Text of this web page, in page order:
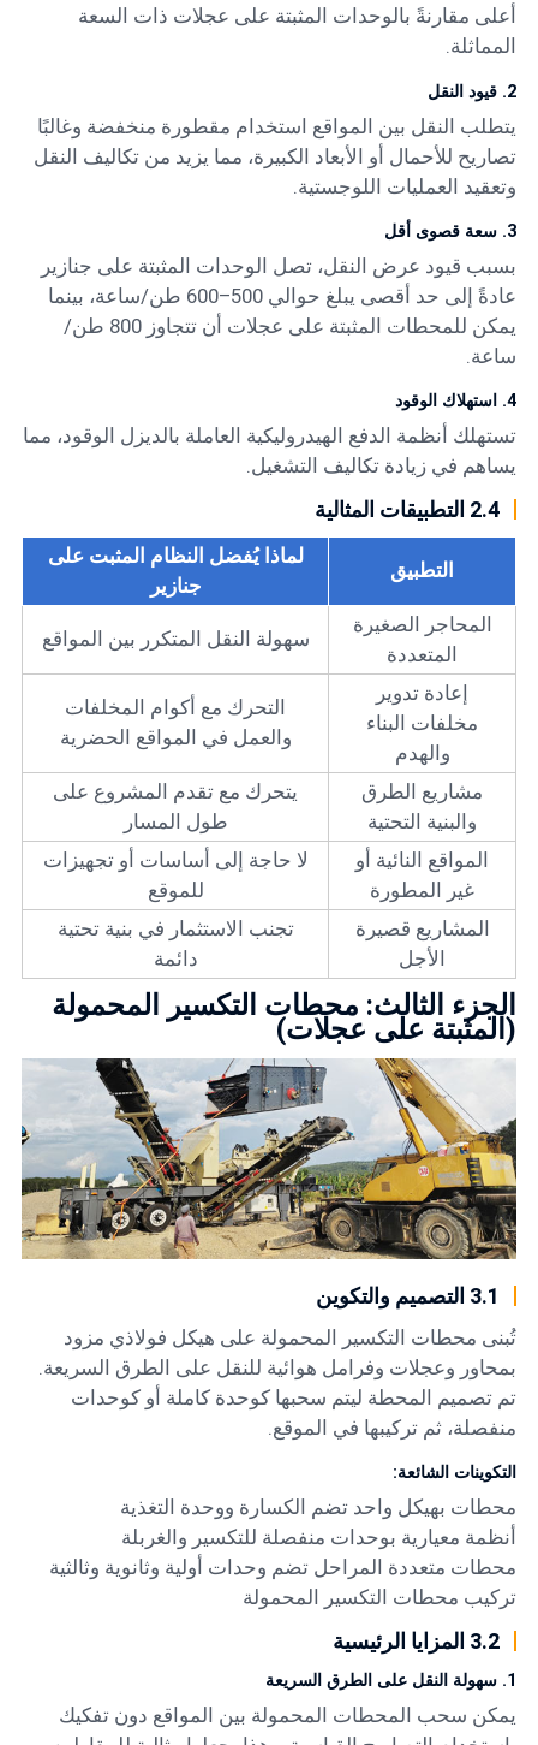
أعلى مقارنةً بالوحدات المثبتة على عجلات ذات السعة
المماثلة.
2. قيود النقل
يتطلب النقل بين المواقع استخدام مقطورة منخفضة وغالبًا
تصاريح للأحمال أو الأبعاد الكبيرة، مما يزيد من تكاليف النقل
وتعقيد العمليات اللوجستية.
3. سعة قصوى أقل
بسبب قيود عرض النقل، تصل الوحدات المثبتة على جنازير
عادةً إلى حد أقصى يبلغ حوالي 500–600 طن/ساعة، بينما
يمكن للمحطات المثبتة على عجلات أن تتجاوز 800 طن/
ساعة.
4. استهلاك الوقود
تستهلك أنظمة الدفع الهيدروليكية العاملة بالديزل الوقود، مما
يساهم في زيادة تكاليف التشغيل.
2.4 التطبيقات المثالية
التطبيق
لماذا يُفضل النظام المثبت على
جنازير
المحاجر الصغيرة
المتعددة
سهولة النقل المتكرر بين المواقع
إعادة تدوير
مخلفات البناء
والهدم
التحرك مع أكوام المخلفات
والعمل في المواقع الحضرية
مشاريع الطرق
والبنية التحتية
يتحرك مع تقدم المشروع على
طول المسار
المواقع النائية أو
غير المطورة
لا حاجة إلى أساسات أو تجهيزات
للموقع
المشاريع قصيرة
الأجل
تجنب الاستثمار في بنية تحتية
دائمة
الجزء الثالث: محطات التكسير المحمولة
(المثبتة على عجلات)
3.1 التصميم والتكوين
تُبنى محطات التكسير المحمولة على هيكل فولاذي مزود
بمحاور وعجلات وفرامل هوائية للنقل على الطرق السريعة.
تم تصميم المحطة ليتم سحبها كوحدة كاملة أو كوحدات
منفصلة، ثم تركيبها في الموقع.
التكوينات الشائعة:
محطات بهيكل واحد تضم الكسارة ووحدة التغذية
أنظمة معيارية بوحدات منفصلة للتكسير والغربلة
محطات متعددة المراحل تضم وحدات أولية وثانوية وثالثية
تركيب محطات التكسير المحمولة
3.2 المزايا الرئيسية
1. سهولة النقل على الطرق السريعة
يمكن سحب المحطات المحمولة بين المواقع دون تفكيك